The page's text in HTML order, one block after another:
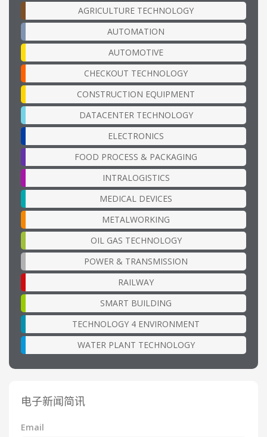
AGRICULTURE TECHNOLOGY
AUTOMATION
AUTOMOTIVE
CHECKOUT TECHNOLOGY
CONSTRUCTION EQUIPMENT
DATACENTER TECHNOLOGY
ELECTRONICS
FOOD PROCESS & PACKAGING
INTRALOGISTICS
MEDICAL DEVICES
METALWORKING
OIL GAS TECHNOLOGY
POWER & TRANSMISSION
RAILWAY
SMART BUILDING
TECHNOLOGY 4 ENVIRONMENT
WATER PLANT TECHNOLOGY
电子新闻简讯
Email